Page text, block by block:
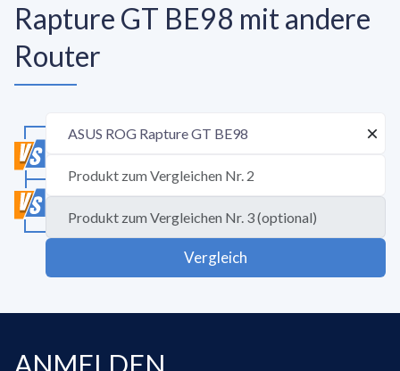
Rapture GT BE98 mit andere
Router
Vergleich
ANMELDEN